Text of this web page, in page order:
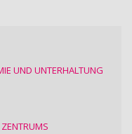
UND UNTERHALTUNG